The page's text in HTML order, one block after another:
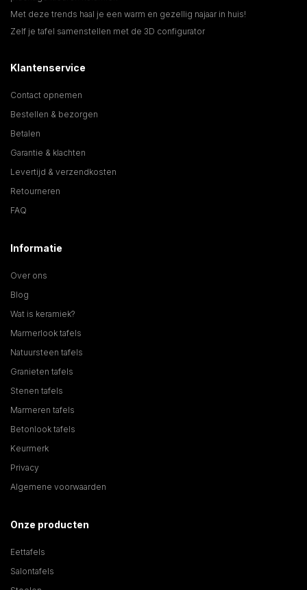
Met deze trends haal je een warm en gezellig najaar in huis!
Zelf je tafel samenstellen met de 3D configurator
Klantenservice
Contact opnemen
Bestellen & bezorgen
Betalen
Garantie & klachten
Levertijd & verzendkosten
Retourneren
FAQ
Informatie
Over ons
Blog
Wat is keramiek?
Marmerlook tafels
Natuursteen tafels
Granieten tafels
Stenen tafels
Marmeren tafels
Betonlook tafels
Keurmerk
Privacy
Algemene voorwaarden
Onze producten
Eettafels
Salontafels